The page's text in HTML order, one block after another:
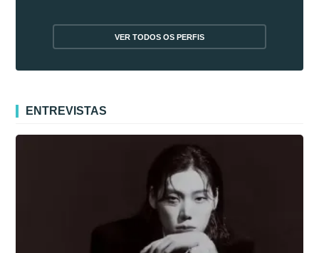
VER TODOS OS PERFIS
ENTREVISTAS